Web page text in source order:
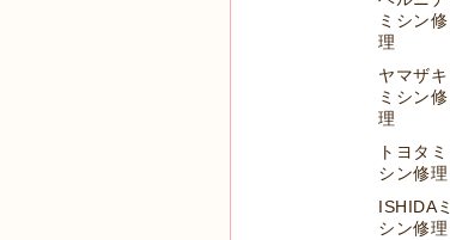
ミシン修
理
ヤマザキ
ミシン修
理
トヨタミ
シン修理
ISHIDAミ
シン修理